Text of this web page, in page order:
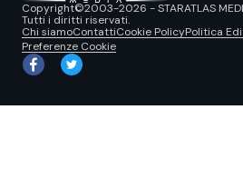
Copyright©2003-2026 - STARATLAS
Tutti i diritti riservati.
Chi siamoContattiCookie PolicyPolitica
Preferenze Cookie